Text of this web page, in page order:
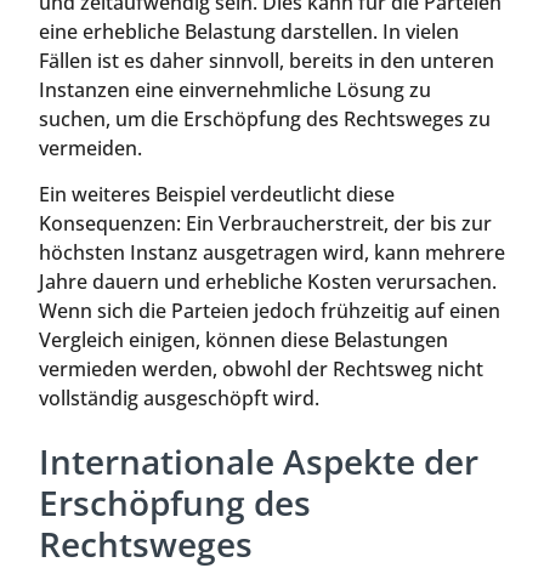
eine erhebliche Belastung darstellen. In vielen
Fällen ist es daher sinnvoll, bereits in den unteren
Instanzen eine einvernehmliche Lösung zu
suchen, um die Erschöpfung des Rechtsweges zu
vermeiden.
Ein weiteres Beispiel verdeutlicht diese
Konsequenzen: Ein Verbraucherstreit, der bis zur
höchsten Instanz ausgetragen wird, kann mehrere
Jahre dauern und erhebliche Kosten verursachen.
Wenn sich die Parteien jedoch frühzeitig auf einen
Vergleich einigen, können diese Belastungen
vermieden werden, obwohl der Rechtsweg nicht
vollständig ausgeschöpft wird.
Internationale Aspekte der
Erschöpfung des
Rechtsweges